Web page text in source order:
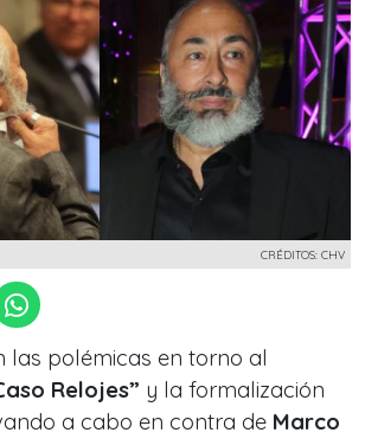
CRÉDITOS: CHV
las polémicas en torno al
Relojes” y la formalización
a cabo en contra de Marco